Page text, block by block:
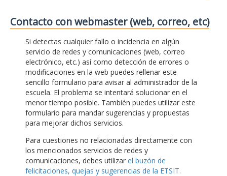
Contacto con webmaster (web, correo, etc)
Si detectas cualquier fallo o incidencia en algún
servicio de redes y comunicaciones (web, correo
electrónico, etc.) así como detección de errores o
modificaciones en la web puedes rellenar este
sencillo formulario para avisar al administrador de la
escuela. El problema se intentará solucionar en el
menor tiempo posible. También puedes utilizar este
formulario para mandar sugerencias y propuestas
para mejorar dichos servicios.
Para cuestiones no relacionadas directamente con
los mencionados servicios de redes y
comunicaciones, debes utilizar el buzón de
felicitaciones, quejas y sugerencias de la ETSIT.